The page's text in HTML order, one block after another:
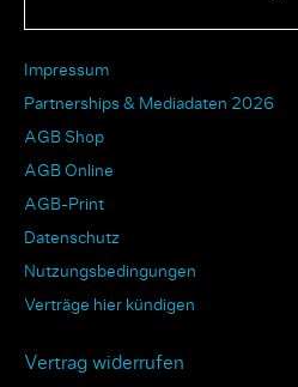
Impressum
Partnerships & Mediadaten 2026
AGB Shop
AGB Online
AGB-Print
Datenschutz
Nutzungsbedingungen
Verträge hier kündigen
Vertrag widerrufen